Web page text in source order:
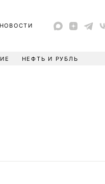
НОВОСТИ
НЕФТЬ И РУБЛЬ